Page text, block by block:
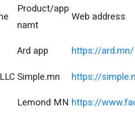
Product/app
namt
Web address
Ard app https://ard.mn/
Simple.mn https://
Lemond MN https://